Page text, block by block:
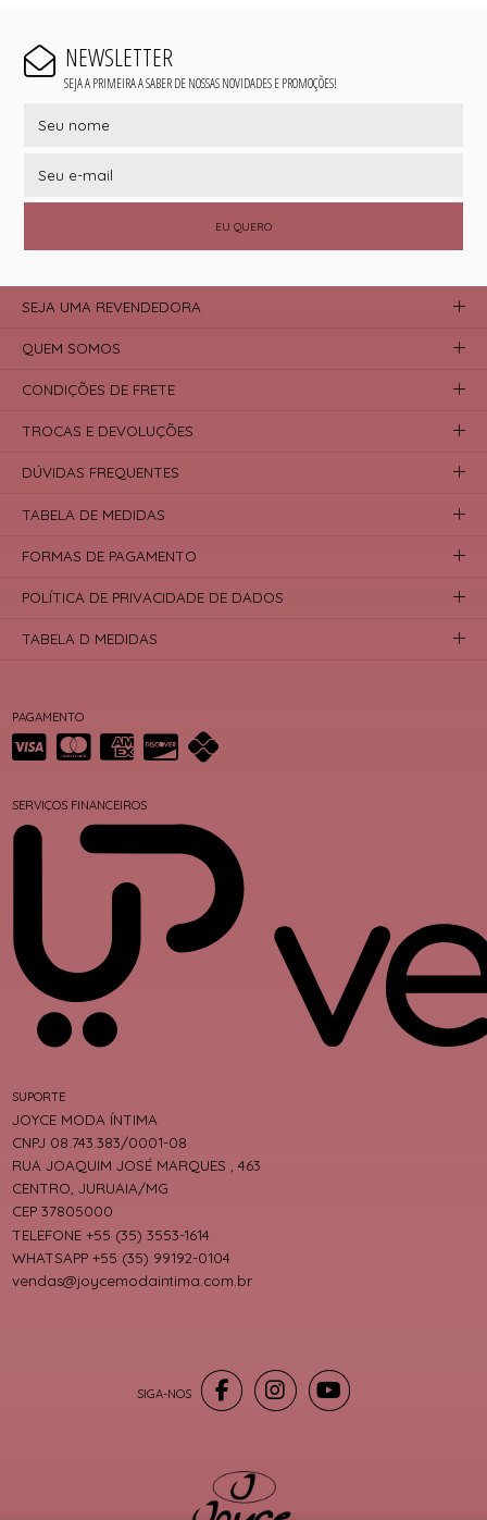
NEWSLETTER
SEJA A PRIMEIRA A SABER DE NOSSAS NOVIDADES E PROMOÇÕES!
EU QUERO
PAGAMENTO
SERVIÇOS FINANCEIROS
SUPORTE
JOYCE MODA ÍNTIMA
CNPJ 08.743.383/0001-08
RUA JOAQUIM JOSÉ MARQUES , 463
CENTRO, JURUAIA/MG
CEP 37805000
TELEFONE +55 (35) 3553-1614
WHATSAPP +55 (35) 99192-0104
vendas@joycemodaintima.com.br
SEJA UMA REVENDEDORA
QUEM SOMOS
CONDIÇÕES DE FRETE
TROCAS E DEVOLUÇÕES
DÚVIDAS FREQUENTES
TABELA DE MEDIDAS
FORMAS DE PAGAMENTO
POLÍTICA DE PRIVACIDADE DE DADOS
TABELA D MEDIDAS